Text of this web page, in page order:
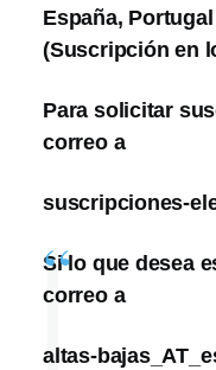
España,
(Suscripción en
Para solicitar
correo a
suscripciones-
Si lo que desea
correo a
altas-